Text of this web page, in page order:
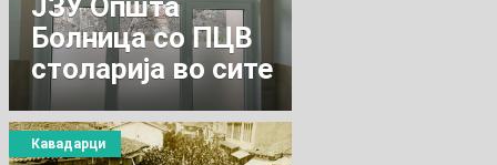
Болница со ПЦВ
столарија во сите
амбуланти и
одделенија
Кавадарци